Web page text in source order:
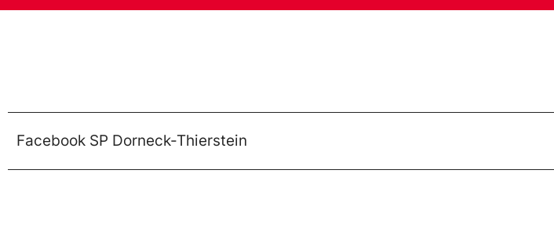
Facebook SP Dorneck-Thierstein